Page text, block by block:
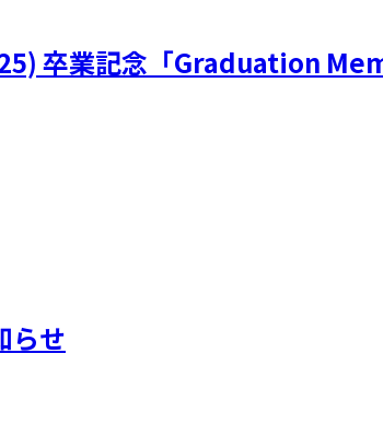
卒業記念「Graduation
らせ